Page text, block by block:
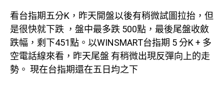
看台指期五分K，昨天開盤以後有稍微試圖拉抬，但
是很快就下跌 ，盤中最多跌 500點，最後尾盤收斂
跌幅，剩下451點。以WINSMART台指期 5 分K + 多
空電話線來看，昨天尾盤 有稍微出現反彈向上的走
勢。 現在台指期還在五日均之下